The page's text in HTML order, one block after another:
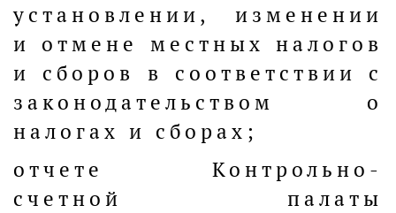
установлении, изменении
и отмене местных налогов
и сборов в соответствии с
законодательством о
налогах и сборах;
отчете Контрольно-
счетной палаты